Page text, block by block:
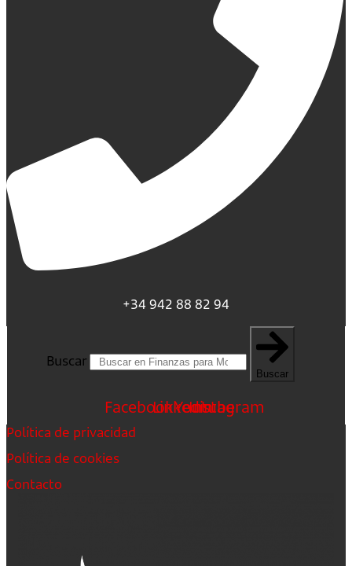
+34 942 88 82 94
Buscar
Buscar
FacebookLinkedin
Youtube
Instagram
Política de privacidad
Política de cookies
Contacto